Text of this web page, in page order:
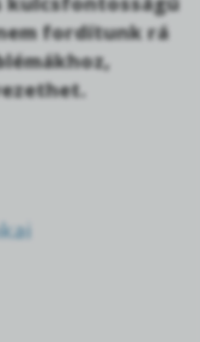
fordítunk rá